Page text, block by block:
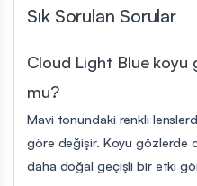
Sık Sorulan Sorular
Cloud Light Blue koyu
mu?
Mavi tonundaki renkli
göre değişir. Koyu gözlerde
daha doğal geçişli bir etki